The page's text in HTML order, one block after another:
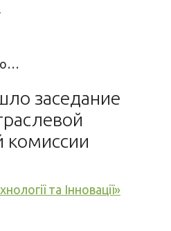
заседание
комиссии
та Інновації»